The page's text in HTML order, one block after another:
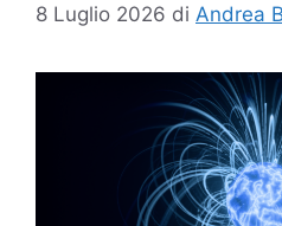
8 Luglio 2026 di Andrea